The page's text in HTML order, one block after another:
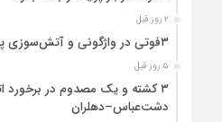
۲ روز قبل
۳فوتی در واژگونی و آتش‌سوزی پژو ۴۰۵ در کمربندی شرقی ایلام
۵ روز قبل
دشت‌عباس–دهلران